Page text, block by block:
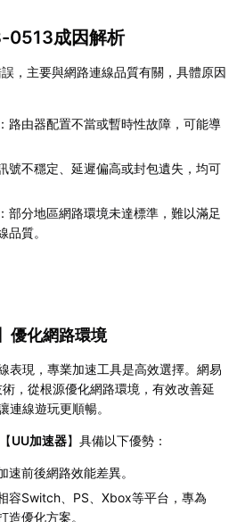
0513成因解析
，主要與網路連線品質有關，具體原因
：路由器配置不當或暫時性故障，可能導
號不穩定、延遲偏高或封包遺失，均可
：部分地區網路環境未達標準，難以滿足
品質。
優化網路環境
表現，專業加速工具是高效選擇。網易
，從根源優化網路環境，有效改善延
連線遊玩更順暢。
UU加速器】具備以下優勢：
速前後網路效能差異。
容Switch、PS、Xbox等平台，專為
造優化方案。